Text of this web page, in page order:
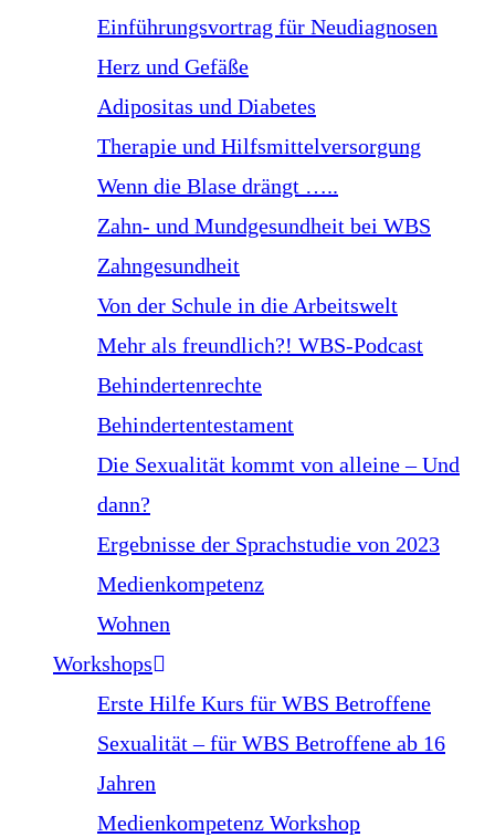
Einführungsvortrag für Neudiagnosen
Herz und Gefäße
Adipositas und Diabetes
Therapie und Hilfsmittelversorgung
Wenn die Blase drängt …..
Zahn- und Mundgesundheit bei WBS
Zahngesundheit
Von der Schule in die Arbeitswelt
Mehr als freundlich?! WBS-Podcast
Behindertenrechte
Behindertentestament
Die Sexualität kommt von alleine – Und
dann?
Ergebnisse der Sprachstudie von 2023
Medienkompetenz
Wohnen
Workshops
Erste Hilfe Kurs für WBS Betroffene
Sexualität – für WBS Betroffene ab 16
Jahren
Medienkompetenz Workshop